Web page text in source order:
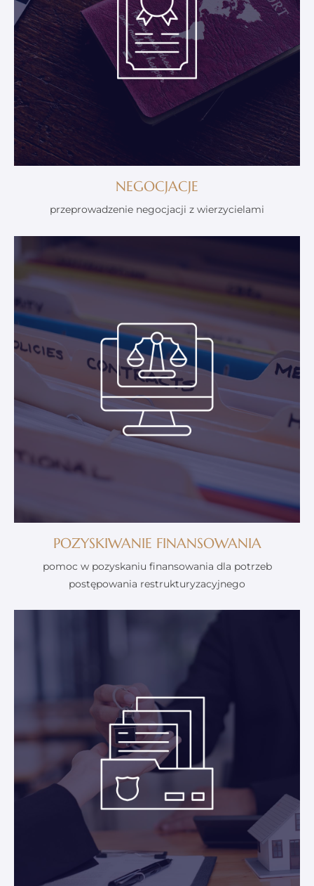
NEGOCJACJE
przeprowadzenie negocjacji z wierzycielami
POZYSKIWANIE FINANSOWANIA
pomoc w pozyskaniu finansowania dla potrzeb
postępowania restrukturyzacyjnego